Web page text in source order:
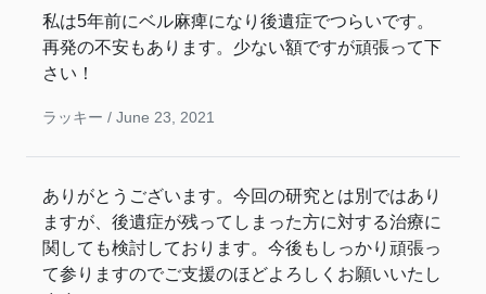
私は5年前にベル麻痺になり後遺症でつらいです。
再発の不安もあります。少ない額ですが頑張って下
さい！
ラッキー / June 23, 2021
ありがとうございます。今回の研究とは別ではあり
ますが、後遺症が残ってしまった方に対する治療に
関しても検討しております。今後もしっかり頑張っ
て参りますのでご支援のほどよろしくお願いいたし